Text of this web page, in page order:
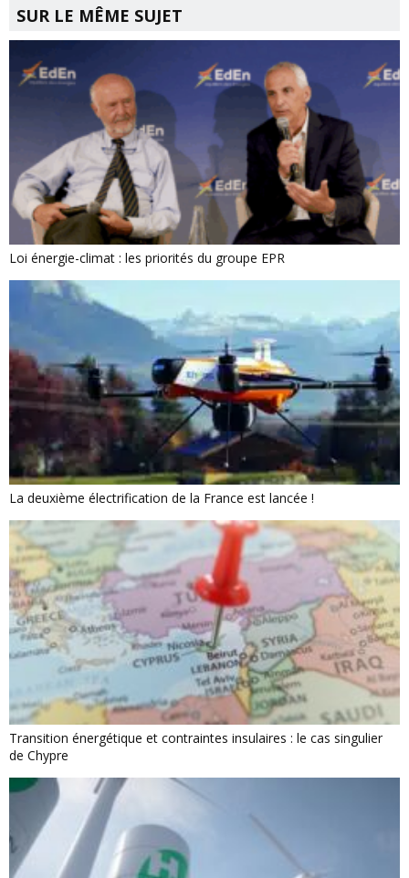
SUR LE MÊME SUJET
Loi énergie-climat : les priorités du groupe EPR
La deuxième électrification de la France est lancée !
Transition énergétique et contraintes insulaires : le cas singulier
de Chypre